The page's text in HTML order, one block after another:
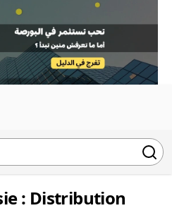
: Distribution